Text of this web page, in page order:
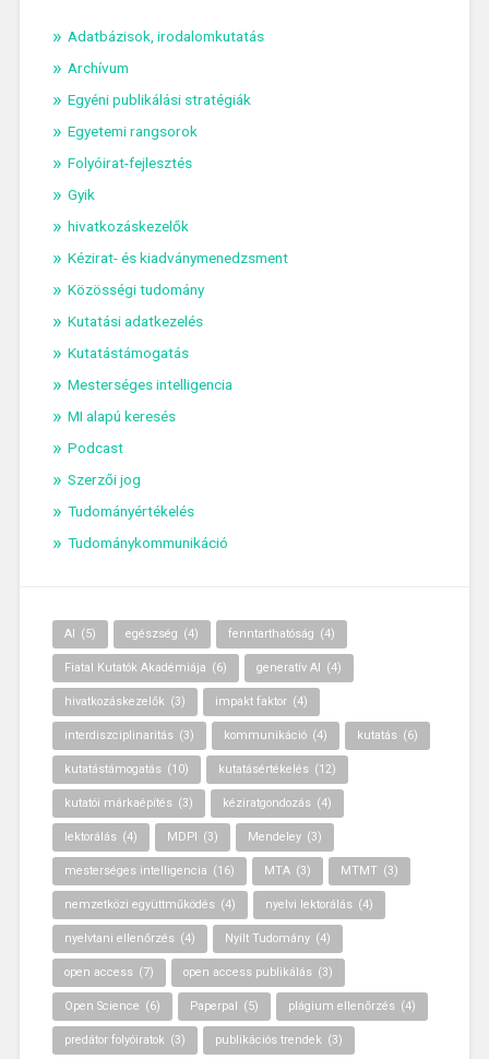
Adatbázisok, irodalomkutatás
Archívum
Egyéni publikálási stratégiák
Egyetemi rangsorok
Folyóirat-fejlesztés
Gyik
hivatkozáskezelők
Kézirat- és kiadványmenedzsment
Közösségi tudomány
Kutatási adatkezelés
Kutatástámogatás
Mesterséges intelligencia
MI alapú keresés
Podcast
Szerzői jog
Tudományértékelés
Tudománykommunikáció
AI (5) egészség (4) fenntarthatóság (4)
Fiatal Kutatók Akadémiája (6) generatív AI (4)
hivatkozáskezelők (3) impakt faktor (4)
interdiszciplinaritás (3) kommunikáció (4) kutatás (6)
kutatástámogatás (10) kutatásértékelés (12)
kutatói márkaépítés (3) kéziratgondozás (4)
lektorálás (4) MDPI (3) Mendeley (3)
mesterséges intelligencia (16) MTA (3) MTMT (3)
nemzetközi együttműködés (4) nyelvi lektorálás (4)
nyelvtani ellenőrzés (4) Nyílt Tudomány (4)
open access (7) open access publikálás (3)
Open Science (6) Paperpal (5) plágium ellenőrzés (4)
predátor folyóiratok (3) publikációs trendek (3)